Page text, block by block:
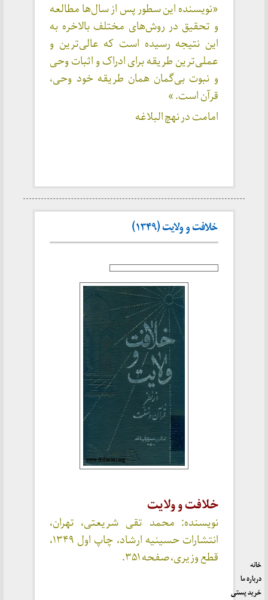
«نویسنده این سطور پس از سال‌ها مطالعه
و تحقیق در روش‌های مختلف بالاخره به
این نتیجه رسیده است که عالی‌ترین و
عملی‌ترین طریقه برای ادراک و اثبات وحی
و نبوت بی‌گمان همان طریقه خود وحی،
قرآن است. »
امامت در نهچ البلاغه
خلافت و ولایت (۱۳۴۹)
خلافت و ولایت
نویسنده: محمد تقی شریعتی، تهران،
انتشارات حسینیه ارشاد، چاپ اول ۱۳۴۹،
قطع وزیری، صفحه ۳۵۱.
خانه
درباره ما
خرید پستی